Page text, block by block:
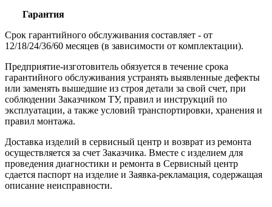
Гарантия
Срок гарантийного обслуживания составляет - от
12/18/24/36/60 месяцев (в зависимости от комплектации).
Предприятие-изготовитель обязуется в течение срока
гарантийного обслуживания устранять выявленные дефекты
или заменять вышедшие из строя детали за свой счет, при
соблюдении Заказчиком ТУ, правил и инструкций по
эксплуатации, а также условий транспортировки, хранения и
правил монтажа.
Доставка изделий в сервисный центр и возврат из ремонта
осуществляется за счет Заказчика. Вместе с изделием для
проведения диагностики и ремонта в Сервисный центр
сдается паспорт на изделие и Заявка-рекламация, содержащая
описание неисправности.